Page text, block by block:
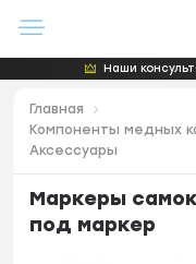
Наши
Главная
Компоненты медных
Аксессуары
Маркеры
под маркер